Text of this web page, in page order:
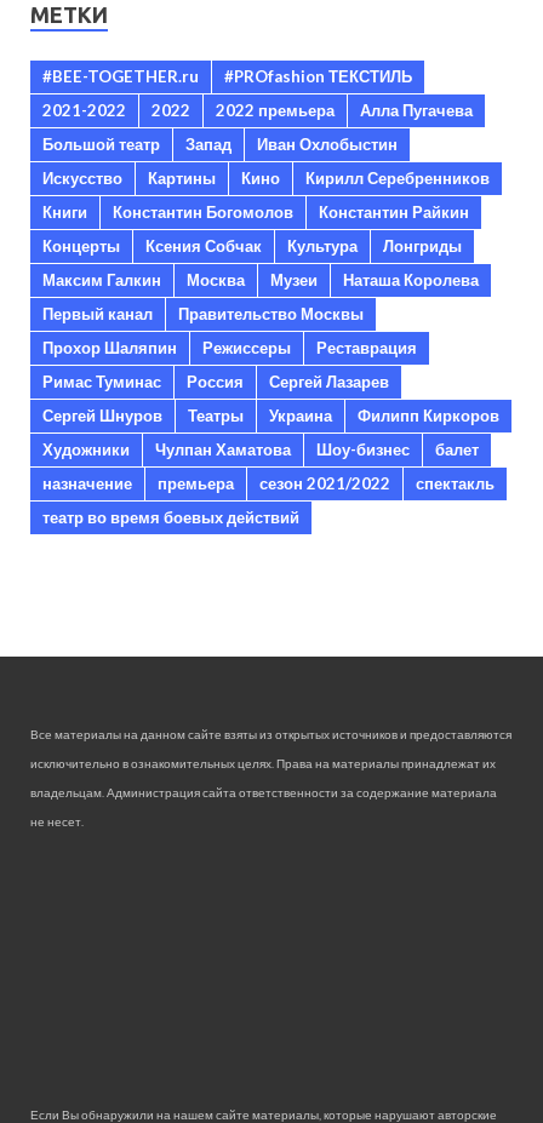
МЕТКИ
#BEE-TOGETHER.ru
#PROfashion ТЕКСТИЛЬ
2021-2022
2022 2022 премьера
Алла Пугачева
Большой театр
Запад
Иван Охлобыстин
Искусство
Картины Кино
Кирилл Серебренников
Книги
Константин Богомолов
Константин Райкин
Концерты
Ксения Собчак Культура
Лонгриды
Максим Галкин
Москва Музеи
Наташа Королева
Первый канал
Правительство Москвы
Прохор Шаляпин
Режиссеры
Реставрация
Римас Туминас
Россия
Сергей Лазарев
Сергей Шнуров
Театры Украина
Филипп Киркоров
Художники
Чулпан Хаматова Шоу-бизнес
балет
назначение
премьера сезон 2021/2022
спектакль
театр во время боевых действий
Все материалы на данном сайте взяты из открытых источников и предоставляются
исключительно в ознакомительных целях. Права на материалы принадлежат их
владельцам. Администрация сайта ответственности за содержание материала
не несет.
Если Вы обнаружили на нашем сайте материалы, которые нарушают авторские